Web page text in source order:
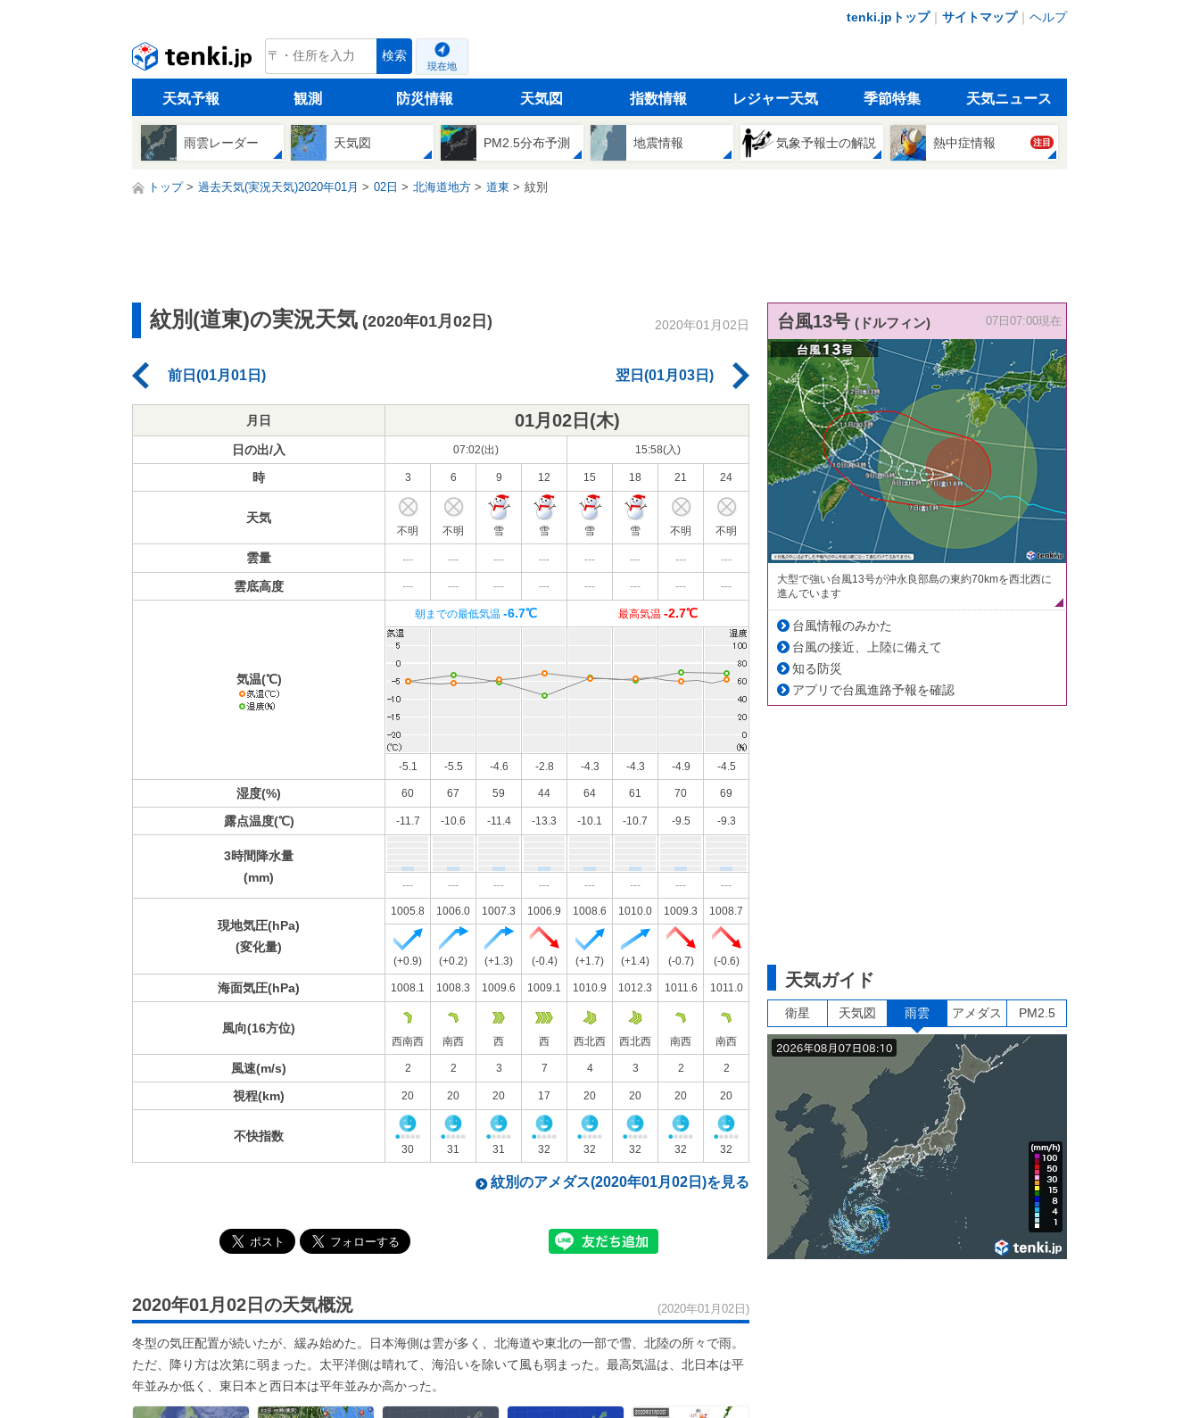
tenki.jpトップ｜ サイトマップ｜ ヘルプ
tenki.jp 検索
現在地
天気予報 観測 防災情報 天気図 指数情報 レジャー天気 季節特集 天気ニュース
雨雲レーダー 天気図 PM2.5分布予測 地震情報 気象予報士の解説 熱中症情報 注目
トップ 過去天気(実況天気)2020年01月 02日 北海道地方 道東 紋別
紋別(道東)の実況天気 (2020年01月02日) 2020年01月02日
前日(01月01日) 翌日(01月03日)
月日 01月02日(木)
日の出/入 07:02(出) 15:58(入)
時 3 6 9 12 15 18 21 24
天気
不明 不明 雪 雪 雪 雪 不明 不明
雲量 --- --- --- --- --- --- --- ---
雲底高度 --- --- --- --- --- --- --- ---
気温(℃)
朝までの最低気温 -6.7℃ 最高気温 -2.7℃
-5.1 -5.5 -4.6 -2.8 -4.3 -4.3 -4.9 -4.5
湿度(%) 60 67 59 44 64 61 70 69
露点温度(℃) -11.7 -10.6 -11.4 -13.3 -10.1 -10.7 -9.5 -9.3
3時間降水量
(mm)
--- --- --- --- --- --- --- ---
現地気圧(hPa)
(変化量)
1005.8 1006.0 1007.3 1006.9 1008.6 1010.0 1009.3 1008.7
(+0.9) (+0.2) (+1.3) (-0.4) (+1.7) (+1.4) (-0.7) (-0.6)
海面気圧(hPa) 1008.1 1008.3 1009.6 1009.1 1010.9 1012.3 1011.6 1011.0
風向(16方位)
西南西 南西 西 西 西北西 西北西 南西 南西
風速(m/s) 2 2 3 7 4 3 2 2
視程(km) 20 20 20 17 20 20 20 20
不快指数
30 31 31 32 32 32 32 32
紋別のアメダス(2020年01月02日)を見る
2020年01月02日の天気概況 (2020年01月02日)
冬型の気圧配置が続いたが、緩み始めた。日本海側は雲が多く、北海道や東北の一部で雪、北陸の所々で雨。
ただ、降り方は次第に弱まった。太平洋側は晴れて、海沿いを除いて風も弱まった。最高気温は、北日本は平
年並みか低く、東日本と西日本は平年並みか高かった。
台風13号 (ドルフィン) 07日07:00現在
大型で強い台風13号が沖永良部島の東約70kmを西北西に
進んでいます
台風情報のみかた
台風の接近、上陸に備えて
知る防災
アプリで台風進路予報を確認
天気ガイド
衛星 天気図 雨雲 アメダス PM2.5